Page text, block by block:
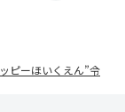
ピーほいくえん”令